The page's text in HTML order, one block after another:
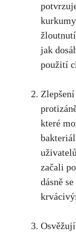
jak⁣
použití
které
začali
dásně